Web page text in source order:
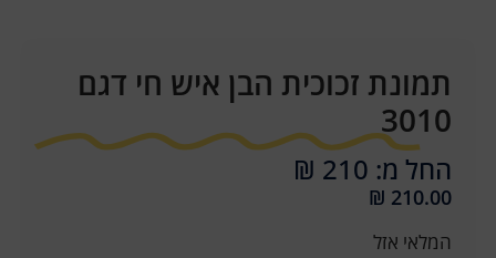
תמונת זכוכית הבן איש חי דגם
3010
החל מ: 210 ₪
₪ 210.00
המלאי אזל